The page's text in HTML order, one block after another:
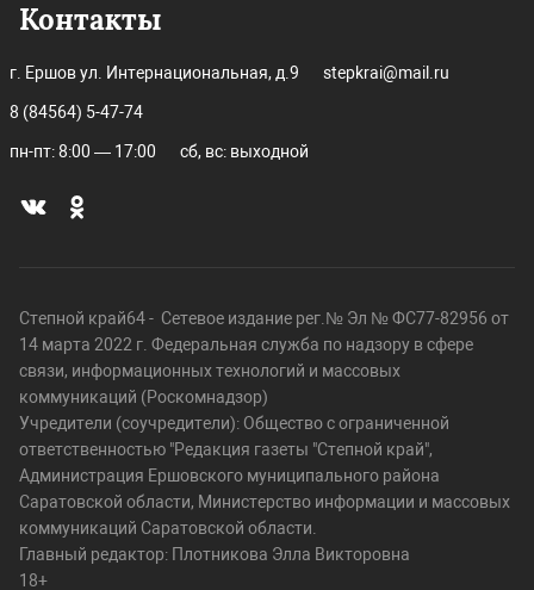
Контакты
г. Ершов ул. Интернациональная, д.9 stepkrai@mail.ru
8 (84564) 5-47-74
пн-пт: 8:00 — 17:00 сб, вс: выходной
Степной край64 - Сетевое издание рег.№ Эл № ФС77-82956 от
14 марта 2022 г. Федеральная служба по надзору в сфере
связи, информационных технологий и массовых
коммуникаций (Роскомнадзор)
Учредители (соучредители): Общество с ограниченной
ответственностью "Редакция газеты "Степной край",
Администрация Ершовского муниципального района
Саратовской области, Министерство информации и массовых
коммуникаций Саратовской области.
Главный редактор: Плотникова Элла Викторовна
18+